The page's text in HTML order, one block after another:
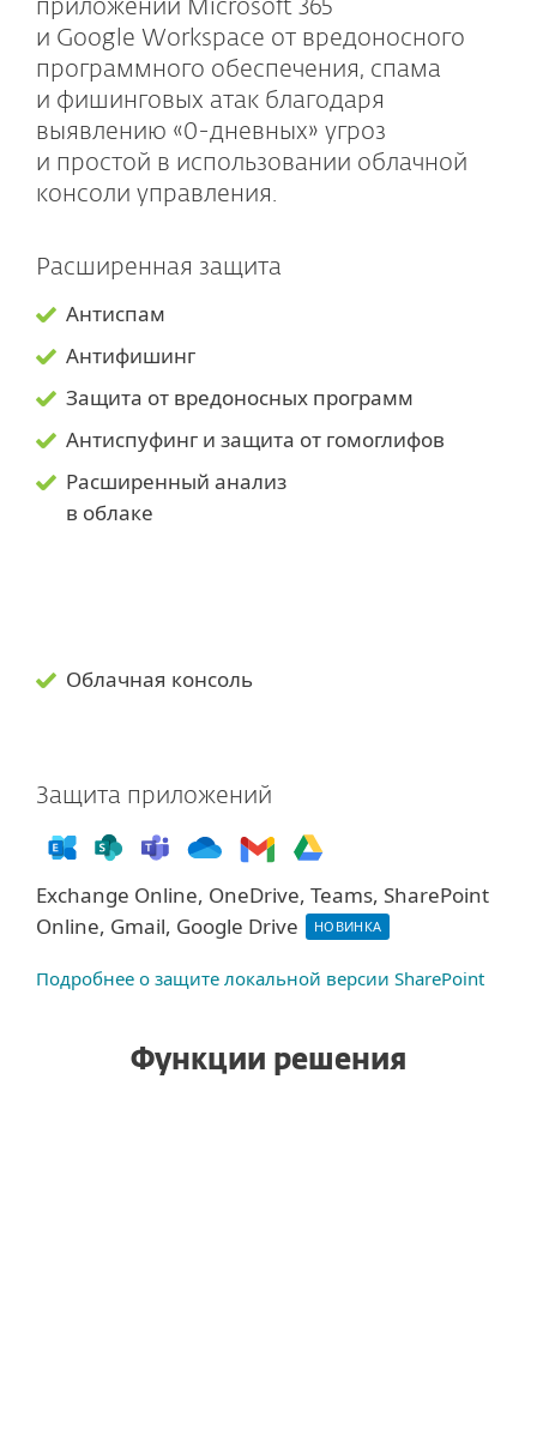
приложений Microsoft 365
и Google Workspace от вредоносного
программного обеспечения, спама
и фишинговых атак благодаря
выявлению «0-дневных» угроз
и простой в использовании облачной
консоли управления.
Расширенная защита
Антиспам
Антифишинг
Защита от вредоносных программ
Антиспуфинг и защита от гомоглифов
Расширенный анализ
в облаке
Облачная консоль
Защита приложений
Exchange Online, OneDrive, Teams, SharePoint
Online, Gmail, Google Drive
НОВИНКА
Подробнее о защите локальной версии SharePoint
Функции решения